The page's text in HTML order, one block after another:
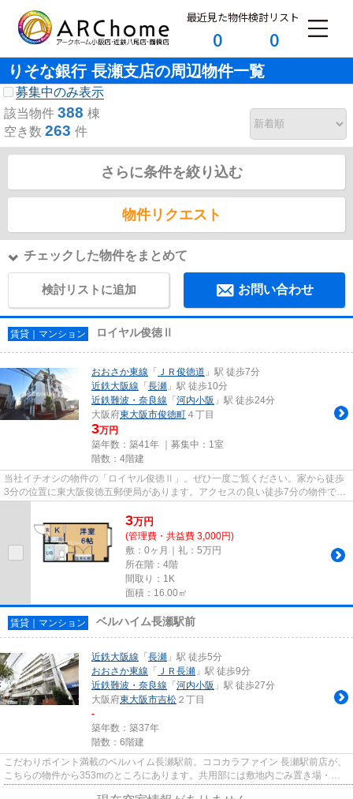
最近見た物件
0
検討リスト
0
りそな銀行 長瀬支店の周辺物件一覧
募集中のみ表示
該当物件 388 棟
空き数 263 件
さらに条件を絞り込む
物件リクエスト
チェックした物件をまとめて
検討リストに追加 お問い合わせ
賃貸｜マンション ロイヤル俊徳Ⅱ
おおさか東線 「 ＪＲ俊徳道 」駅 徒歩7分
近鉄大阪線 「長瀬 」駅 徒歩10分
近鉄難波・奈良線 「河内小阪 」駅 徒歩24分
大阪府東大阪市俊徳町 ４丁目
3万円
築年数：築41年 ｜募集中： 1室
階数：4階建
当社イチオシの物件の「ロイヤル俊徳Ⅱ」。ぜひ一度ご覧ください。家から徒歩
3分の位置に東大阪俊徳五郵便局があります。アクセスの良い徒歩7分の物件で
す。自走式駐車場がある物件です...
3万円
(管理費・共益費 3,000円)
敷：0ヶ月｜礼：5万円
所在階：4階
間取り：1K
面積：16.00㎡
賃貸｜マンション ベルハイム長瀬駅前
近鉄大阪線 「長瀬 」駅 徒歩5分
おおさか東線 「 ＪＲ長瀬 」駅 徒歩9分
近鉄難波・奈良線 「河内小阪 」駅 徒歩27分
大阪府東大阪市吉松 ２丁目
-
築年数：築37年
階数：6階建
こだわりポイント満載のベルハイム長瀬駅前。ココカラファイン 長瀬駅前店が、
こちらの物件から353mのところにあります。共用部には敷地内ごみ置き場・エ
レベータなどが揃っております...